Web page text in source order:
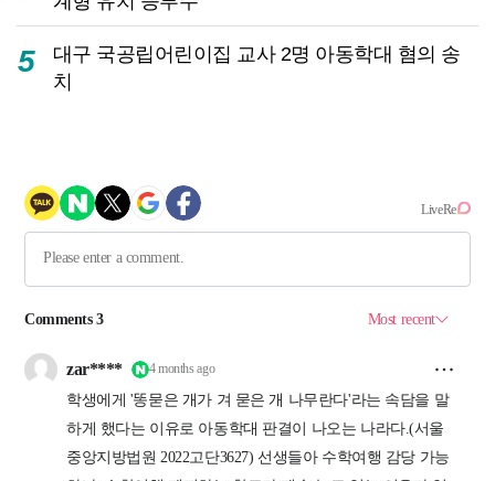
5
대구 국공립어린이집 교사 2명 아동학대 혐의 송
치